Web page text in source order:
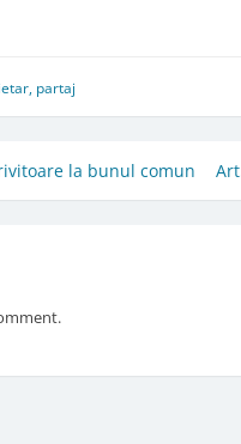
, partaj
la bunul comun